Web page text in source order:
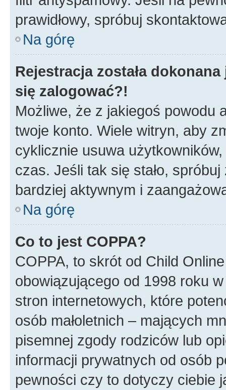
prawidłowy, spróbuj
Na górę
Rejestracja została
się zalogować?!
Możliwe, że z jakiegoś powodu
twoje konto. Wiele witryn, aby
cyklicznie usuwa
czas. Jeśli tak się stało,
bardziej aktywnym i
Na górę
Co to jest COPPA?
COPPA, to skrót od Child
obowiązującego od 1998 roku
stron internetowych, które
osób małoletnich – mających
pisemnej zgody rodziców lub
informacji prywatnych od osób
pewności czy to dotyczy ciebie